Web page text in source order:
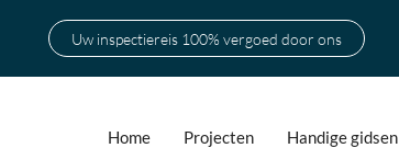
Uw inspectiereis 100% vergoed door ons
Home Projecten Handige gidsen